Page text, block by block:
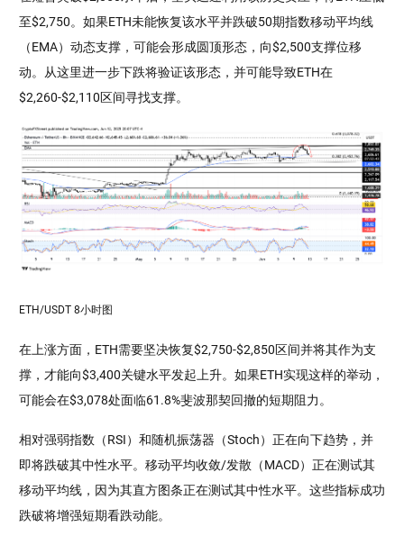
至$2,750。如果ETH未能恢复该水平并跌破50期指数移动平均线
（EMA）动态支撑，可能会形成圆顶形态，向$2,500支撑位移
动。从这里进一步下跌将验证该形态，并可能导致ETH在
$2,260-$2,110区间寻找支撑。
ETH/USDT 8小时图
在上涨方面，ETH需要坚决恢复$2,750-$2,850区间并将其作为支
撑，才能向$3,400关键水平发起上升。如果ETH实现这样的举动，
可能会在$3,078处面临61.8%斐波那契回撤的短期阻力。
相对强弱指数（RSI）和随机振荡器（Stoch）正在向下趋势，并
即将跌破其中性水平。移动平均收敛/发散（MACD）正在测试其
移动平均线，因为其直方图条正在测试其中性水平。这些指标成功
跌破将增强短期看跌动能。